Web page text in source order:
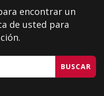
encontrar un
de usted para
BUSCAR